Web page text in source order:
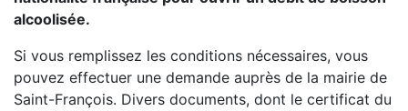
alcoolisée.
Si vous remplissez les conditions nécessaires, vous
pouvez effectuer une demande auprès de la mairie de
Saint-François. Divers documents, dont le certificat du